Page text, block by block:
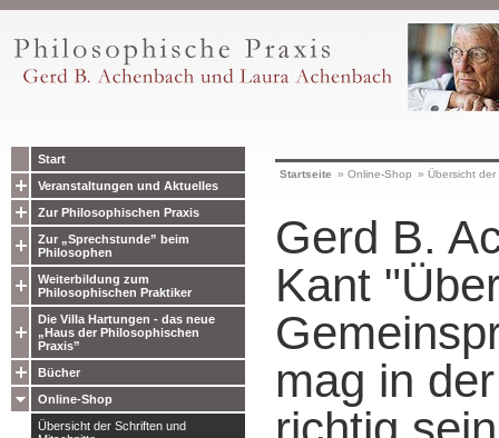
Start
Veranstaltungen und Aktuelles
Zur Philosophischen Praxis
Zur „Sprechstunde” beim
Philosophen
Weiterbildung zum
Philosophischen Praktiker
Die Villa Hartungen - das neue
„Haus der Philosophischen
Praxis”
Bücher
Online-Shop
Übersicht der Schriften und
Startseite » Online-Shop » Übersicht
Gerd B.
Kant
mag in